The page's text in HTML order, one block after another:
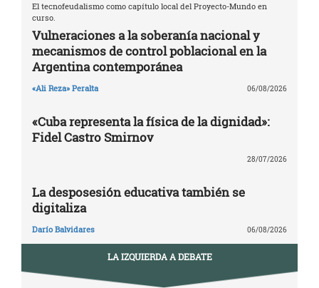
El tecnofeudalismo como capítulo local del Proyecto-Mundo en
curso.
Vulneraciones a la soberanía nacional y
mecanismos de control poblacional en la
Argentina contemporánea
«Ali Reza» Peralta 06/08/2026
«Cuba representa la física de la dignidad»:
Fidel Castro Smirnov
28/07/2026
La desposesión educativa también se
digitaliza
Darío Balvidares 06/08/2026
LA IZQUIERDA A DEBATE